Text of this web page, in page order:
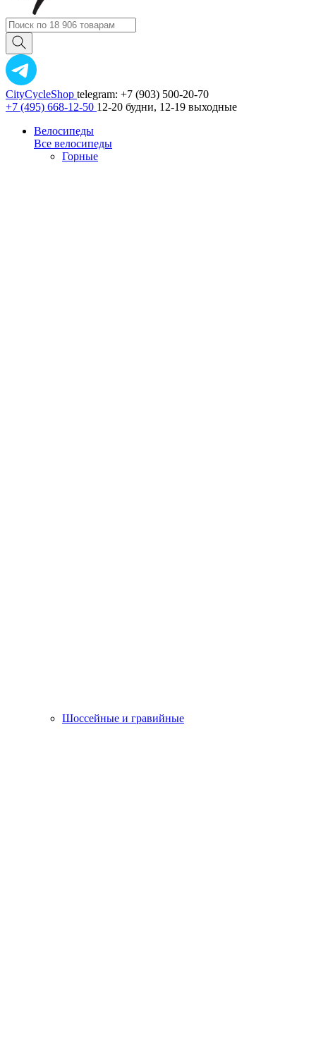
CityCycleShop telegram: +7 (903) 500-20-70
+7 (495) 668-12-50 12-20 будни, 12-19 выходные
Велосипеды
Все велосипеды
Горные
Шоссейные и гравийные